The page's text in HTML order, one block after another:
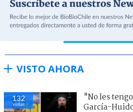
VISTO AHORA
132
visitas
"No les
García-